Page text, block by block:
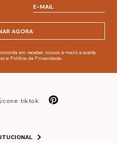
AGORA
em receber nossos e-mails e aceita
e Política de Privacidade.